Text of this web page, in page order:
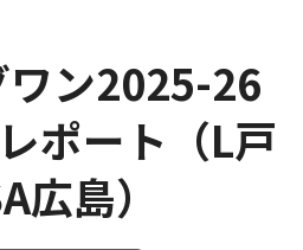
ン2025-26
ポート（L戸
島）